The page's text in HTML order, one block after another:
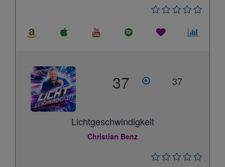
37 37
Lichtgeschwindigkeit
Christian Benz